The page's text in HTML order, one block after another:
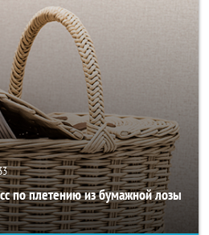
по плетению из бумажной лозы